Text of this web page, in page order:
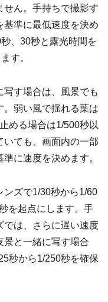
せん。手持ちで撮影す
基準に最低速度を決め
、30秒と露光時間を
す。
写す場合は、風景でも
弱い風で揺れる葉は
める場合は1/500秒以
いても、画面内の一部
に速度を決めます。
ンズで1/30秒から1/60
を起点にします。手
では、さらに遅い速度
景と一緒に写す場合
秒から1/250秒を確保